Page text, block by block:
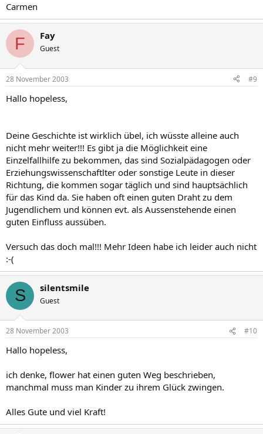
Carmen
F Fay
Guest
28 November 2003 #9
Hallo hopeless,
Deine Geschichte ist wirklich übel, ich wüsste alleine auch
nicht mehr weiter!!! Es gibt ja die Möglichkeit eine
Einzelfallhilfe zu bekommen, das sind Sozialpädagogen oder
Erziehungswissenschaftlter oder sonstige Leute in dieser
Richtung, die kommen sogar täglich und sind hauptsächlich
für das Kind da. Sie haben oft einen guten Draht zu dem
Jugendlichem und können evt. als Aussenstehende einen
guten Einfluss aussüben.
Versuch das doch mal!!! Mehr Ideen habe ich leider auch nicht
:-(
S silentsmile
Guest
28 November 2003 #10
Hallo hopeless,
ich denke, flower hat einen guten Weg beschrieben,
manchmal muss man Kinder zu ihrem Glück zwingen.
Alles Gute und viel Kraft!